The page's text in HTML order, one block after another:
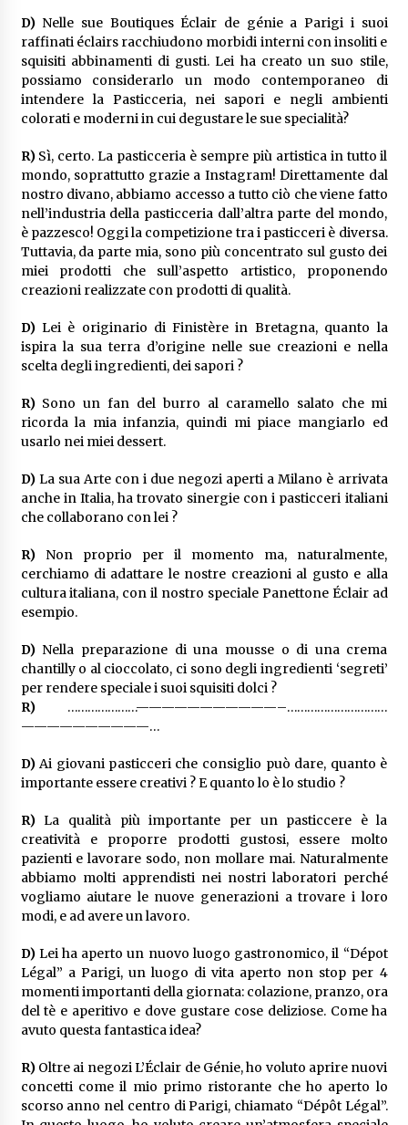
D)Nelle sue Boutiques Éclair de génie a Parigi i suoi
raffinati éclairs racchiudono morbidi interni con insoliti e
squisiti abbinamenti di gusti. Lei ha creato un suo stile,
possiamo considerarlo un modo contemporaneo di
intendere la Pasticceria, nei sapori e negli ambienti
colorati e moderni in cui degustare le sue specialità?
R)Sì, certo. La pasticceria è sempre più artistica in tutto il
mondo, soprattutto grazie a Instagram! Direttamente dal
nostro divano, abbiamo accesso a tutto ciò che viene fatto
nell’industria della pasticceria dall’altra parte del mondo,
è pazzesco! Oggi la competizione tra i pasticceri è diversa.
Tuttavia, da parte mia, sono più concentrato sul gusto dei
miei prodotti che sull’aspetto artistico, proponendo
creazioni realizzate con prodotti di qualità.
D)Lei è originario di Finistère in Bretagna, quanto la
ispira la sua terra d’origine nelle sue creazioni e nella
scelta degli ingredienti, dei sapori ?
R)Sono un fan del burro al caramello salato che mi
ricorda la mia infanzia, quindi mi piace mangiarlo ed
usarlo nei miei dessert.
D)La sua Arte con i due negozi aperti a Milano è arrivata
anche in Italia, ha trovato sinergie con i pasticceri italiani
che collaborano con lei ?
R)Non proprio per il momento ma, naturalmente,
cerchiamo di adattare le nostre creazioni al gusto e alla
cultura italiana, con il nostro speciale Panettone Éclair ad
esempio.
D)Nella preparazione di una mousse o di una crema
chantilly o al cioccolato, ci sono degli ingredienti ‘segreti’
per rendere speciale i suoi squisiti dolci ?
R)…………………———————————–…………………………
——————————…
D)Ai giovani pasticceri che consiglio può dare, quanto è
importante essere creativi ? E quanto lo è lo studio ?
R)La qualità più importante per un pasticcere è la
creatività e proporre prodotti gustosi, essere molto
pazienti e lavorare sodo, non mollare mai. Naturalmente
abbiamo molti apprendisti nei nostri laboratori perché
vogliamo aiutare le nuove generazioni a trovare i loro
modi, e ad avere un lavoro.
D)Lei ha aperto un nuovo luogo gastronomico, il “Dépot
Légal” a Parigi, un luogo di vita aperto non stop per 4
momenti importanti della giornata: colazione, pranzo, ora
del tè e aperitivo e dove gustare cose deliziose. Come ha
avuto questa fantastica idea?
R)Oltre ai negozi L’Éclair de Génie, ho voluto aprire nuovi
concetti come il mio primo ristorante che ho aperto lo
scorso anno nel centro di Parigi, chiamato “Dépôt Légal”.